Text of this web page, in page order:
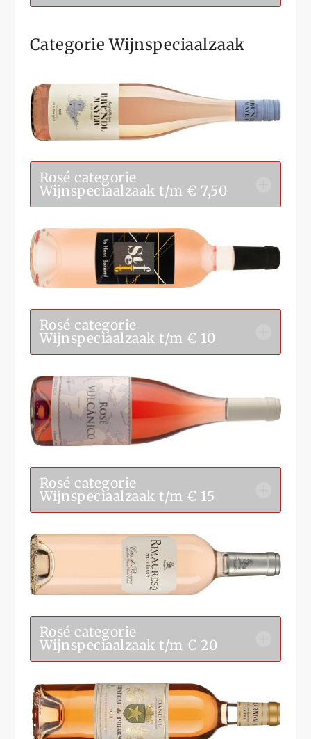
Categorie Wijnspeciaalzaak
Rosé categorie
Wijnspeciaalzaak t/m € 7,50
Rosé categorie
Wijnspeciaalzaak t/m € 10
Rosé categorie
Wijnspeciaalzaak t/m € 15
Rosé categorie
Wijnspeciaalzaak t/m € 20